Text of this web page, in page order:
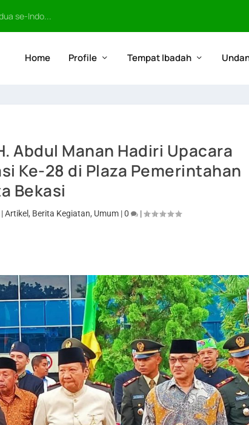
se-Indo...
Home Profile Tempat Ibadah
Abdul Manan Hadiri Upacara
Ke-28 di Plaza Pemerintahan
Bekasi
|Artikel , Berita Kegiatan, Umum |0 |